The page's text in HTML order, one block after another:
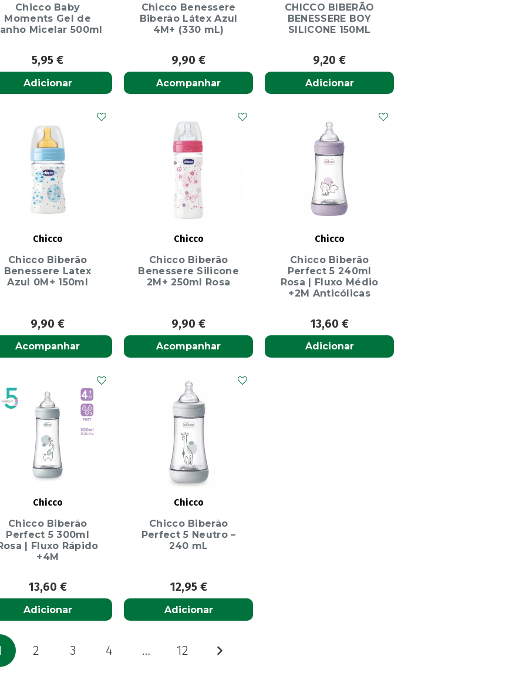
Chicco Baby
Moments Gel de
Micelar 500ml
5,95€
Adicionar
Chicco Benessere
Biberão Látex Azul
4M+ (330 mL)
9,90€
Acompanhar
CHICCO BIBERÃO
BENESSERE BOY
SILICONE 150ML
9,20€
Adicionar
Chicco
Chicco Biberão
Benessere Latex
Azul 0M+ 150ml
9,90€
Acompanhar
Chicco
Chicco Biberão
Benessere Silicone
2M+ 250ml Rosa
9,90€
Acompanhar
Chicco
Chicco Biberão
Perfect 5 240ml
Rosa | Fluxo Médio
+2M Anticólicas
13,60 €
Adicionar
Chicco
Chicco Biberão
Perfect 5 300ml
| Fluxo Rápido
+4M
13,60 €
Adicionar
Chicco
Chicco Biberão
Perfect 5 Neutro –
240 mL
12,95 €
Adicionar
2 3 4 … 12